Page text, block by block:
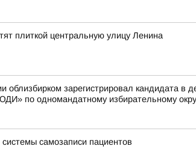
плиткой центральную улицу Ленина
облизбирком зарегистрировал кандидата
по одномандатному избирательному
самозаписи пациентов